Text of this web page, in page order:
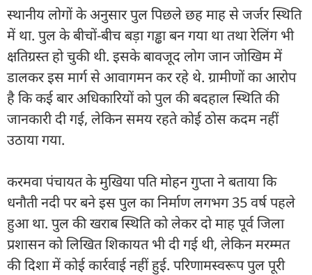
स्थानीय लोगों के अनुसार पुल पिछले छह माह से जर्जर स्थिति
में था. पुल के बीचों-बीच बड़ा गड्ढा बन गया था तथा रेलिंग भी
क्षतिग्रस्त हो चुकी थी. इसके बावजूद लोग जान जोखिम में
डालकर इस मार्ग से आवागमन कर रहे थे. ग्रामीणों का आरोप
है कि कई बार अधिकारियों को पुल की बदहाल स्थिति की
जानकारी दी गई, लेकिन समय रहते कोई ठोस कदम नहीं
उठाया गया.
करमवा पंचायत के मुखिया पति मोहन गुप्ता ने बताया कि
धनौती नदी पर बने इस पुल का निर्माण लगभग 35 वर्ष पहले
हुआ था. पुल की खराब स्थिति को लेकर दो माह पूर्व जिला
प्रशासन को लिखित शिकायत भी दी गई थी, लेकिन मरम्मत
की दिशा में कोई कार्रवाई नहीं हुई. परिणामस्वरूप पुल पूरी